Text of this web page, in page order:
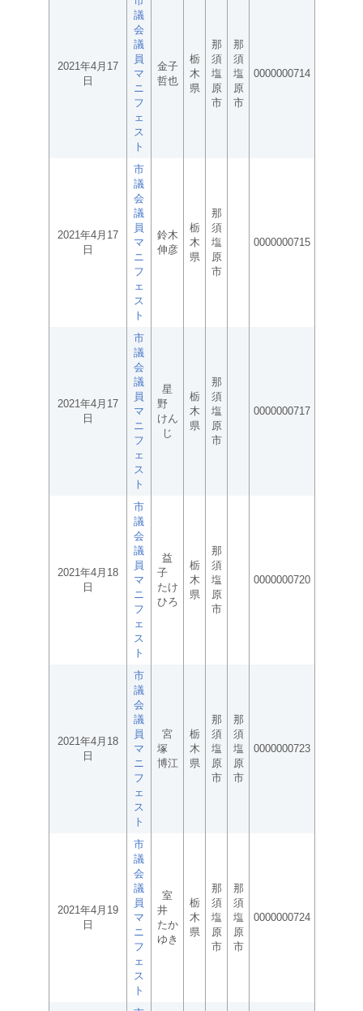
2021年4月17
日
議
会
議
員
マ
ニ
フ
ェ
ス
ト
金子
哲也
栃
木
県
那
須
塩
原
市
那
須
塩
原
市
0000000714
2021年4月17
日
市
議
会
議
員
マ
ニ
フ
ェ
ス
ト
鈴木
伸彦
栃
木
県
那
須
塩
原
市
0000000715
2021年4月17
日
市
議
会
議
員
マ
ニ
フ
ェ
ス
ト
星
野
けん
じ
栃
木
県
那
須
塩
原
市
0000000717
2021年4月18
日
市
議
会
議
員
マ
ニ
フ
ェ
ス
ト
益
子
たけ
ひろ
栃
木
県
那
須
塩
原
市
0000000720
2021年4月18
日
市
議
会
議
員
マ
ニ
フ
ェ
ス
ト
宮
塚
博江
栃
木
県
那
須
塩
原
市
那
須
塩
原
市
0000000723
2021年4月19
日
市
議
会
議
員
マ
ニ
フ
ェ
ス
ト
室
井
たか
ゆき
栃
木
県
那
須
塩
原
市
那
須
塩
原
市
0000000724